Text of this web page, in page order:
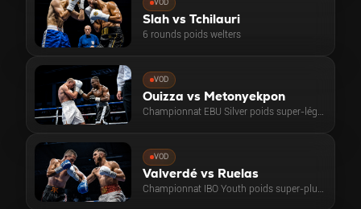
VOD
Slah vs Tchilauri
6 rounds poids welters
VOD
Ouizza vs Metonyekpon
VOD
Valverdé vs Ruelas